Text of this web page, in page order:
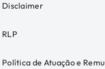
Disclaimer
RLP
Política de Atuação e